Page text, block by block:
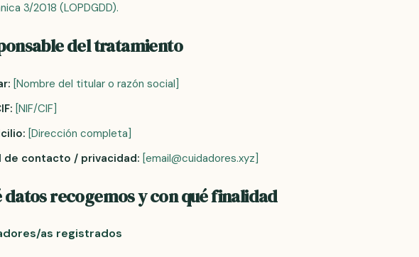
3/2018 (LOPDGDD).
del tratamiento
[Nombre del titular o razón social]
[NIF/CIF]
[Dirección completa]
de contacto / privacidad: [email@cuidadores.xyz]
datos recogemos y con qué finalidad
as registrados